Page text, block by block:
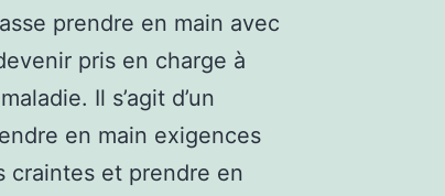
prendre en main avec
pris en charge à
Il s’agit d’un
en main exigences
craintes et prendre en